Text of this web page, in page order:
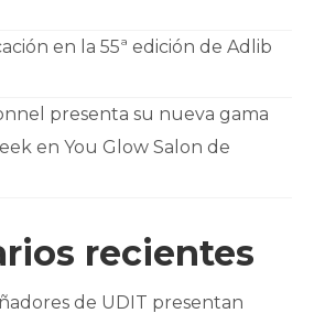
en la 55ª edición de Adlib
presenta su nueva gama
en You Glow Salon de
recientes
de UDIT presentan